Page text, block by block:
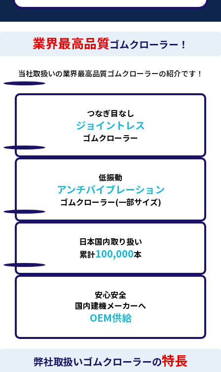
業界最高品質ゴムクローラー！
当社取扱いの業界最高品質ゴムクローラーの紹介です！
つなぎ目なし
ジョイントレス
ゴムクローラー
低振動
アンチバイブレーション
ゴムクローラー(一部サイズ)
日本国内取り扱い
累計100,000本
安心安全
国内建機メーカーへ
OEM供給
弊社取扱いゴムクローラーの特長